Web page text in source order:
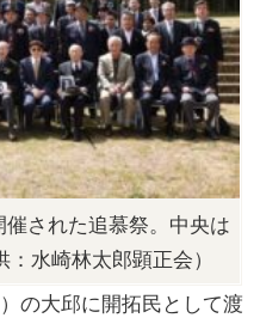
された追慕祭。中央は
水崎林太郎顕正会）
の大邱に開拓民として渡